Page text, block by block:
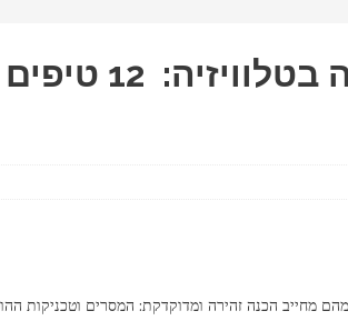
כיצד להתלבש להופעה בטלוויזיה: 12 טיפים
מחייב הכנה זהירה ומדוקדקת: המסרים וטכניקות